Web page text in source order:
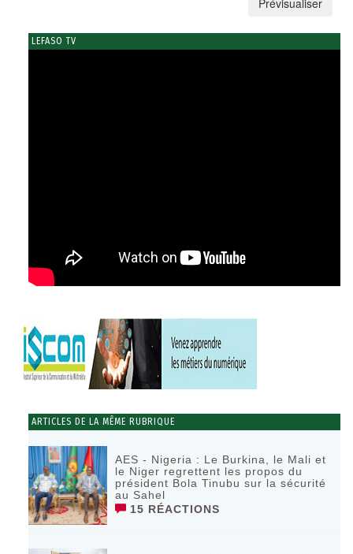
LEFASO TV
ARTICLES DE LA MÊME RUBRIQUE
AES - Nigeria : Le Burkina, le Mali et
le Niger regrettent les propos du
président Bola Tinubu sur la sécurité
au Sahel
15 RÉACTIONS